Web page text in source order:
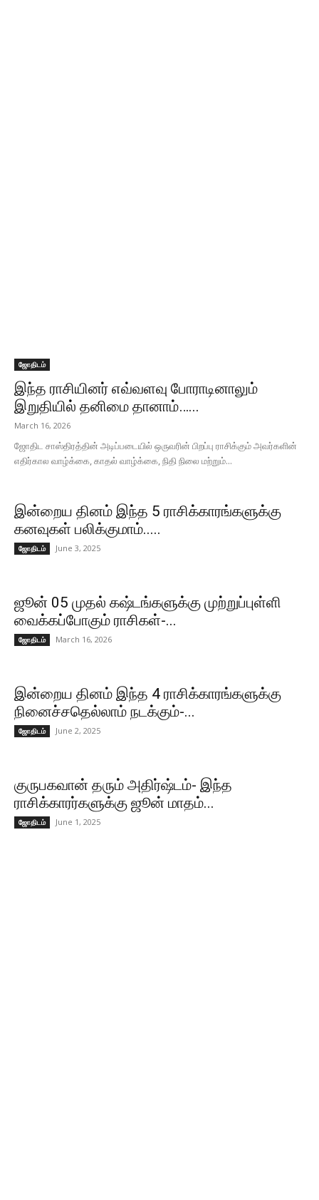
ஜோதிடம்
இந்த ராசியினர் எவ்வளவு போராடினாலும்
இறுதியில் தனிமை தானாம்…...
March 16, 2026
ஜோதிட சாஸ்திரத்தின் அடிப்படையில் ஒருவரின் பிறப்பு ராசிக்கும் அவர்களின்
எதிர்கால வாழ்க்கை, காதல் வாழ்க்கை, நிதி நிலை மற்றும்...
இன்றைய தினம் இந்த 5 ராசிக்காரங்களுக்கு
கனவுகள் பலிக்குமாம்.....
ஜோதிடம் June 3, 2025
ஜூன் 05 முதல் கஷ்டங்களுக்கு முற்றுப்புள்ளி
வைக்கப்போகும் ராசிகள்-...
ஜோதிடம் March 16, 2026
இன்றைய தினம் இந்த 4 ராசிக்காரங்களுக்கு
நினைச்சதெல்லாம் நடக்கும்-...
ஜோதிடம் June 2, 2025
குருபகவான் தரும் அதிர்ஷ்டம்- இந்த
ராசிக்காரர்களுக்கு ஜூன் மாதம்...
ஜோதிடம் June 1, 2025